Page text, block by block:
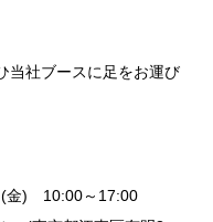
当社ブースに足をお運び
(金) 10:00～17:00